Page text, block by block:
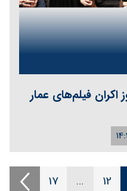
فیلم‌های عمار
12
…
17